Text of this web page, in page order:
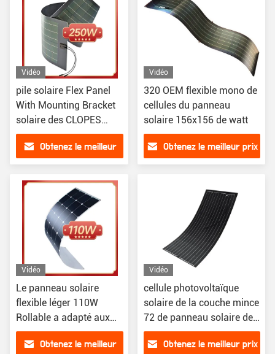
Vidéo
pile solaire Flex Panel
With Mounting Bracket
solaire des CLOPES
250W flexibles
Obtenez le meilleur
Vidéo
320 OEM flexible mono de
cellules du panneau
solaire 156x156 de watt
Obtenez le meilleur prix
Vidéo
Le panneau solaire
flexible léger 110W
Rollable a adapté aux
besoins du client
Obtenez le meilleur
Vidéo
cellule photovoltaïque
solaire de la couche mince
72 de panneau solaire de
200W Fotovoltaic
Obtenez le meilleur prix